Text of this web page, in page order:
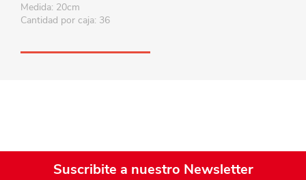
Medida: 20cm
Cantidad por caja: 36
Suscribite a nuestro Newsletter